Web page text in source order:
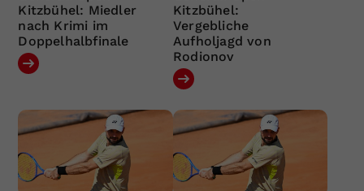
Kitzbühel: Miedler
nach Krimi im
Doppelhalbfinale
Kitzbühel:
Vergebliche
Aufholjagd von
Rodionov